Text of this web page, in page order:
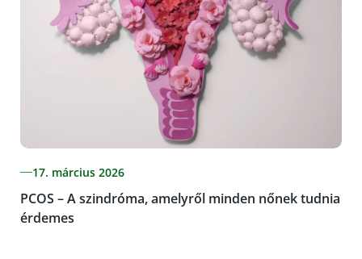
17. március 2026
PCOS – A szindróma, amelyről minden nőnek tudnia
érdemes